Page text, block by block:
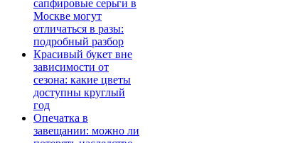
сапфировые серьги в
Москве могут
отличаться в разы:
подробный разбор
Красивый букет вне
зависимости от
сезона: какие цветы
доступны круглый
год
Опечатка в
завещании: можно ли